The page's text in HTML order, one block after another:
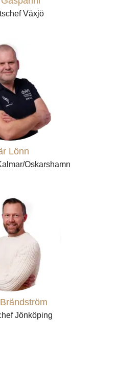
Växjö
Lönn
Oskarshamn
Jönköping